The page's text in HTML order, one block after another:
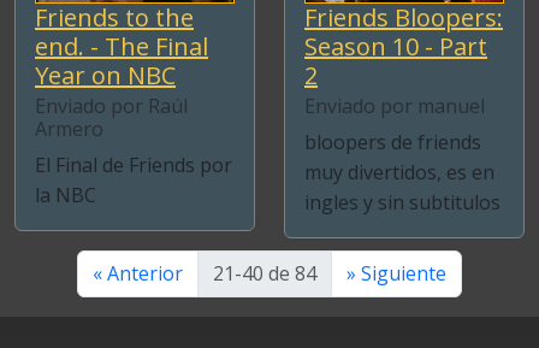
Friends to the
end. - The Final
Year on NBC
Enviado por Raúl
Armero
El Final de Friends por
la NBC
Friends Bloopers:
Season 10 - Part
2
Enviado por manuel
bloopers de friends
muy divertidos, es en
ingles y sin subtitulos
«Anterior 21-40 de 84 » Siguiente